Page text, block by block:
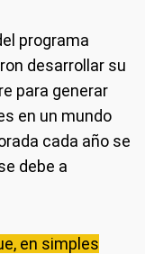
programa
desarrollar su
para generar
en un mundo
cada año se
debe a
en simples